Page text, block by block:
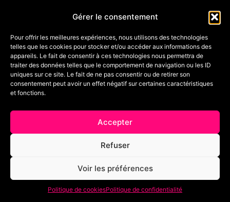
Gérer le consentement
Pour offrir les meilleures expériences, nous utilisons des technologies
telles que les cookies pour stocker et/ou accéder aux informations des
appareils. Le fait de consentir à ces technologies nous permettra de
traiter des données telles que le comportement de navigation ou les ID
uniques sur ce site. Le fait de ne pas consentir ou de retirer son
consentement peut avoir un effet négatif sur certaines caractéristiques
et fonctions.
Accepter
Refuser
Voir les préférences
Politique de cookiesPolitique de confidentialité
comédie musicale, stage de danse, stages de
vacances…) et vous souhaitez le mettre en avant ici ?
Contactez-nous !